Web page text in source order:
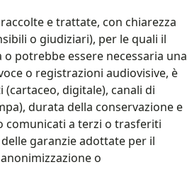
e trattate, con chiarezza
o giudiziari), per le quali il
potrebbe essere necessaria una
o registrazioni audiovisive, è
digitale), canali di
durata della conservazione e
comunicati a terzi o trasferiti
garanzie adottate per il
o